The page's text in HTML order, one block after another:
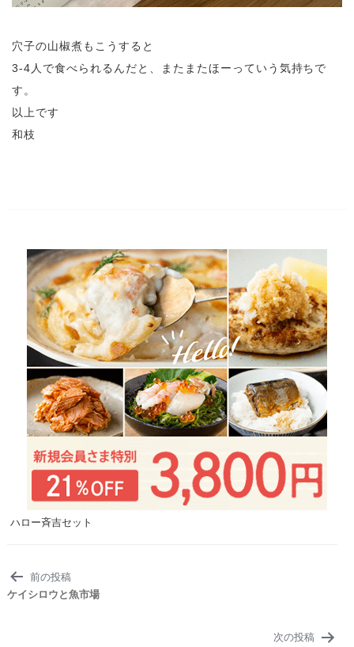
穴子の山椒煮もこうすると
3-4人で食べられるんだと、またまたほーっていう気持ちで
す。
以上です
和枝
ハロー斉吉セット
投
稿
前の投稿
ケイシロウと魚市場
次の投稿